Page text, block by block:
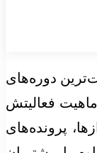
دوره‌های
فعالیتش
پرونده‌های